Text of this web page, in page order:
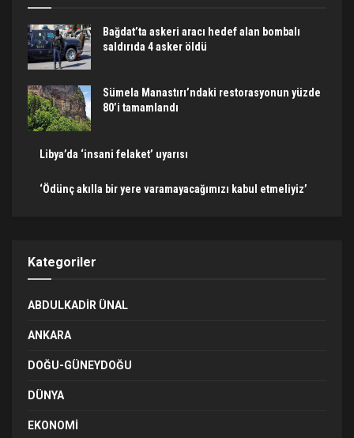
Bağdat’ta askeri aracı hedef alan bombalı
saldırıda 4 asker öldü
Sümela Manastırı’ndaki restorasyonun yüzde
80’i tamamlandı
Libya’da ‘insani felaket’ uyarısı
‘Ödünç akılla bir yere varamayacağımızı kabul etmeliyiz’
Kategoriler
ABDULKADIR ÜNAL
ANKARA
DOĞU-GÜNEYDOĞU
DÜNYA
EKONOMI